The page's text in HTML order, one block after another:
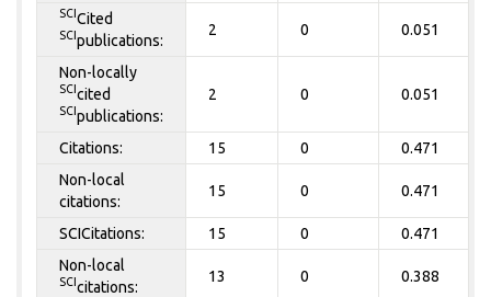
SCI Cited
SCI publications:
2 0 0.051
Non-locally
SCI cited
SCI publications:
2 0 0.051
Citations: 15 0 0.471
Non-local
citations:
15 0 0.471
SCICitations: 15 0 0.471
Non-local
SCI citations:
13 0 0.388